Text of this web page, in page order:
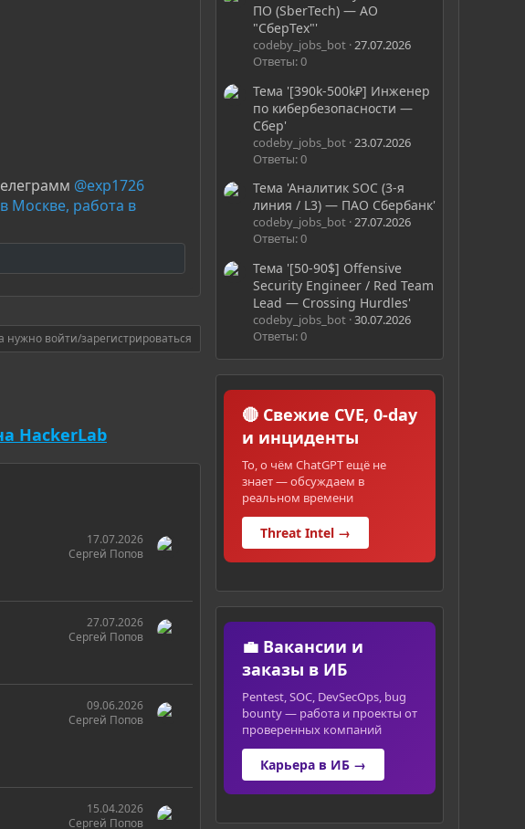
@exp1726
Москве, работа в
нужно войти/зарегистрироваться
HackerLab
17.07.2026
Сергей Попов
27.07.2026
Сергей Попов
09.06.2026
Сергей Попов
15.04.2026
Сергей Попов
ПО (SberTech) — АО
"СберТех"'
codeby_jobs_bot 27.07.2026
Ответы: 0
Тема '[390k-500k₽] Инженер
по кибербезопасности —
Сбер'
codeby_jobs_bot 23.07.2026
Ответы: 0
Тема 'Аналитик SOC (3-я
линия / L3) — ПАО Сбербанк'
codeby_jobs_bot 27.07.2026
Ответы: 0
Тема '[50-90$] Offensive
Security Engineer / Red Team
Lead — Crossing Hurdles'
codeby_jobs_bot 30.07.2026
Ответы: 0
🔴 Свежие CVE, 0-day
и инциденты
То, о чём ChatGPT ещё не
знает — обсуждаем в
реальном времени
Threat Intel →
💼 Вакансии и
заказы в ИБ
Pentest, SOC, DevSecOps, bug
bounty — работа и проекты от
проверенных компаний
Карьера в ИБ →